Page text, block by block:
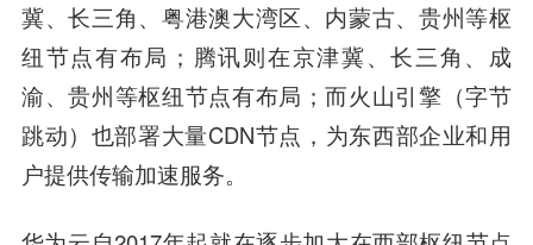
冀、长三角、粤港澳大湾区、内蒙古、贵州等枢
纽节点有布局；腾讯则在京津冀、长三角、成
渝、贵州等枢纽节点有布局；而火山引擎（字节
跳动）也部署大量CDN节点，为东西部企业和用
户提供传输加速服务。